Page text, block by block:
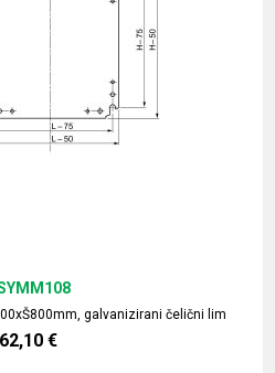
galvanizirani čelični lim
62,10 €